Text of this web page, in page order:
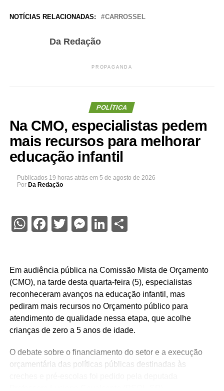
NOTÍCIAS RELACIONADAS: CARROSSEL
Da Redação
PROPAGANDA
POLÍTICA
Na CMO, especialistas pedem
mais recursos para melhorar
educação infantil
Publicados 19 horas atrás em 5 de agosto de 2026
Por Da Redação
WhatsApp
Facebook
Twitter
Messenger
LinkedIn
Share
Em audiência pública na Comissão Mista de Orçamento
(CMO), na tarde desta quarta-feira (5), especialistas
reconheceram avanços na educação infantil, mas
pediram mais recursos no Orçamento público para
atendimento de qualidade nessa etapa, que acolhe
crianças de zero a 5 anos de idade.
O debate sobre o financiamento do setor e a execução
orçamentária das políticas públicas destinadas às